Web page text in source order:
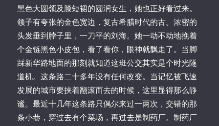
黑色大圆领及膝短裙的圆润女生，她也正好看过来。
领子有夸张的金色宽边，复古希腊时代的古。浓密的
头发垂到脖子里，一刀平的刘海。她一动不动地挽着
个金链黑色小皮包，看了看你，眼神就飘走了。当脚
踩新华路地面的那刻就知道这班公交其实是个时光隧
道机。这条路二十多年没有任何改变。当记忆被飞速
发展的城市要挟着翻滚而去的时候，这里显得那么静
谧。最近十几年这条路只偶尔来过一两次，交错的那
条小巷，穿过去有个菜场，再过去是制药厂。制药厂